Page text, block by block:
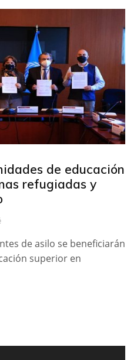
de educación
refugiadas y
de asilo se beneficiarán
superior en